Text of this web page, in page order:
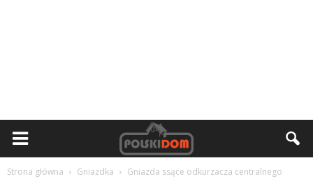
Strona główna Gniazdka Gniazda ssące odkurzacza centralnego